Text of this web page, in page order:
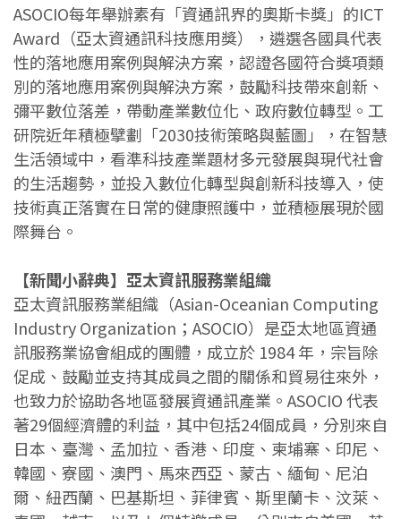
ASOCIO每年舉辦素有「資通訊界的奧斯卡獎」的ICT
Award（亞太資通訊科技應用獎），遴選各國具代表
性的落地應用案例與解決方案，認證各國符合獎項類
別的落地應用案例與解決方案，鼓勵科技帶來創新、
彌平數位落差，帶動產業數位化、政府數位轉型。工
研院近年積極擘劃「2030技術策略與藍圖」，在智慧
生活領域中，看準科技產業題材多元發展與現代社會
的生活趨勢，並投入數位化轉型與創新科技導入，使
技術真正落實在日常的健康照護中，並積極展現於國
際舞台。
【新聞小辭典】亞太資訊服務業組織
亞太資訊服務業組織（Asian-Oceanian Computing
Industry Organization；ASOCIO）是亞太地區資通
訊服務業協會組成的團體，成立於 1984 年，宗旨除
促成、鼓勵並支持其成員之間的關係和貿易往來外，
也致力於協助各地區發展資通訊產業。ASOCIO 代表
著29個經濟體的利益，其中包括24個成員，分別來自
日本、臺灣、孟加拉、香港、印度、柬埔寨、印尼、
韓國、寮國、澳門、馬來西亞、蒙古、緬甸、尼泊
爾、紐西蘭、巴基斯坦、菲律賓、斯里蘭卡、汶萊、